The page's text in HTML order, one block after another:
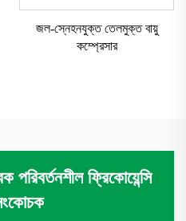
জল-স্নেহনযুক্ত তেলমুক্ত বায়ু
কম্প্রেসার
পরিবর্তনশীল ফ্রিকোয়েন্সি